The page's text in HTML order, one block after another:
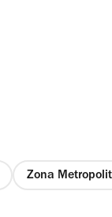
Zona